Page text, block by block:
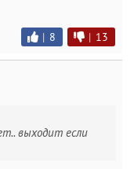
| 8 | 13
выходит если